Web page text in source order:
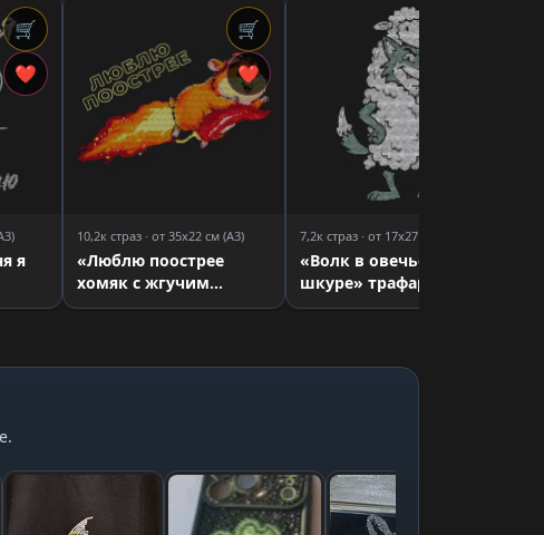
🛒
❤
я
🛒
❤
10,2к страз · от 35x22 см (A3)
«Люблю поострее
хомяк с жгучим
перцем» трафарет для
7,2к страз · от 17x27 см (A4)
«Волк в овечьей
шкуре» трафарет для
страз